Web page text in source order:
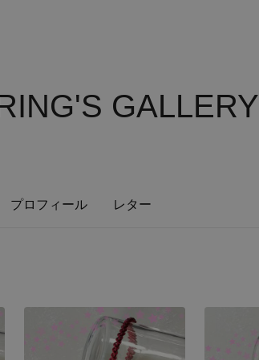
GALLERY
プロフィール レター